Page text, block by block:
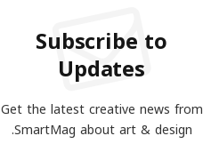
Subscribe to
Updates
Get the latest creative news from
SmartMag about art & design.